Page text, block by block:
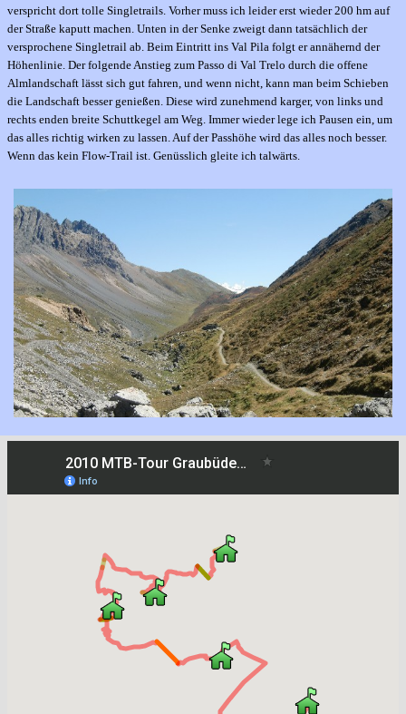
verspricht dort tolle Singletrails. Vorher muss ich leider erst wieder 200 hm auf
der Straße kaputt machen. Unten in der Senke zweigt dann tatsächlich der
versprochene Singletrail ab. Beim Eintritt ins Val Pila folgt er annähernd der
Höhenlinie. Der folgende Anstieg zum Passo di Val Trelo durch die offene
Almlandschaft lässt sich gut fahren, und wenn nicht, kann man beim Schieben
die Landschaft besser genießen. Diese wird zunehmend karger, von links und
rechts enden breite Schuttkegel am Weg. Immer wieder lege ich Pausen ein, um
das alles richtig wirken zu lassen. Auf der Passhöhe wird das alles noch besser.
Wenn das kein Flow-Trail ist. Genüsslich gleite ich talwärts.